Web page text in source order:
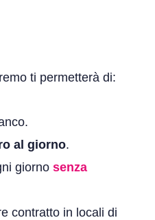
ti permetterà di:
al giorno.
giorno senza
contratto in locali di